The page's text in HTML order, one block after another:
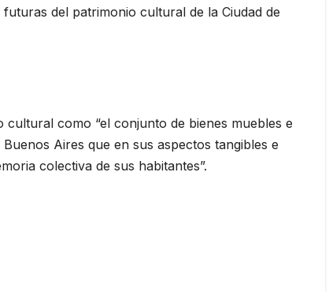
del patrimonio cultural de la Ciudad de
como “el conjunto de bienes muebles e
Aires que en sus aspectos tangibles e
colectiva de sus habitantes”.